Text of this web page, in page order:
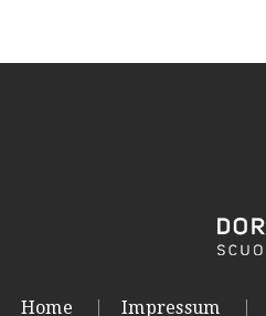
Home Impressum